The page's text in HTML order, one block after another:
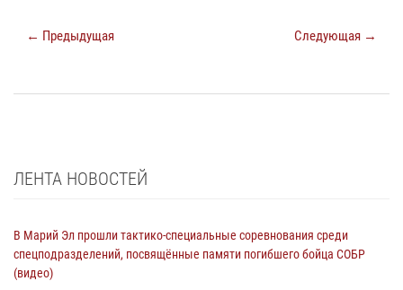
← Предыдущая Следующая →
ЛЕНТА НОВОСТЕЙ
В Марий Эл прошли тактико-специальные соревнования среди
спецподразделений, посвящённые памяти погибшего бойца СОБР
(видео)